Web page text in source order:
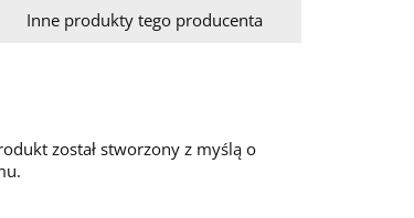
Inne produkty tego producenta
został stworzony z myślą o